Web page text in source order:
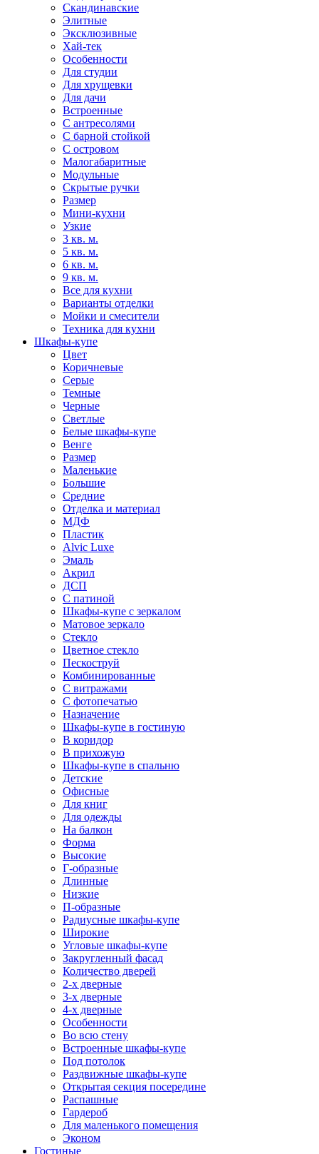
Скандинавские
Элитные
Эксклюзивные
Хай-тек
Особенности
Для студии
Для хрущевки
Для дачи
Встроенные
С антресолями
С барной стойкой
С островом
Малогабаритные
Модульные
Скрытые ручки
Размер
Мини-кухни
Узкие
3 кв. м.
5 кв. м.
6 кв. м.
9 кв. м.
Все для кухни
Варианты отделки
Мойки и смесители
Техника для кухни
Шкафы-купе
Цвет
Коричневые
Серые
Темные
Черные
Светлые
Белые шкафы-купе
Венге
Размер
Маленькие
Большие
Средние
Отделка и материал
МДФ
Пластик
Alvic Luxe
Эмаль
Акрил
ДСП
С патиной
Шкафы-купе с зеркалом
Матовое зеркало
Стекло
Цветное стекло
Пескоструй
Комбинированные
С витражами
С фотопечатью
Назначение
Шкафы-купе в гостиную
В коридор
В прихожую
Шкафы-купе в спальню
Детские
Офисные
Для книг
Для одежды
На балкон
Форма
Высокие
Г-образные
Длинные
Низкие
П-образные
Радиусные шкафы-купе
Широкие
Угловые шкафы-купе
Закругленный фасад
Количество дверей
2-х дверные
3-х дверные
4-х дверные
Особенности
Во всю стену
Встроенные шкафы-купе
Под потолок
Раздвижные шкафы-купе
Открытая секция посередине
Распашные
Гардероб
Для маленького помещения
Эконом
Гостиные